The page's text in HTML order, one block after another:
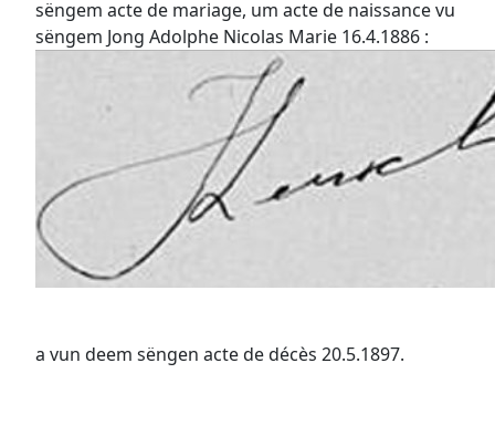
sëngem acte de mariage, um acte de naissance vu
sëngem Jong Adolphe Nicolas Marie 16.4.1886 :
a vun deem sëngen acte de décès 20.5.1897.